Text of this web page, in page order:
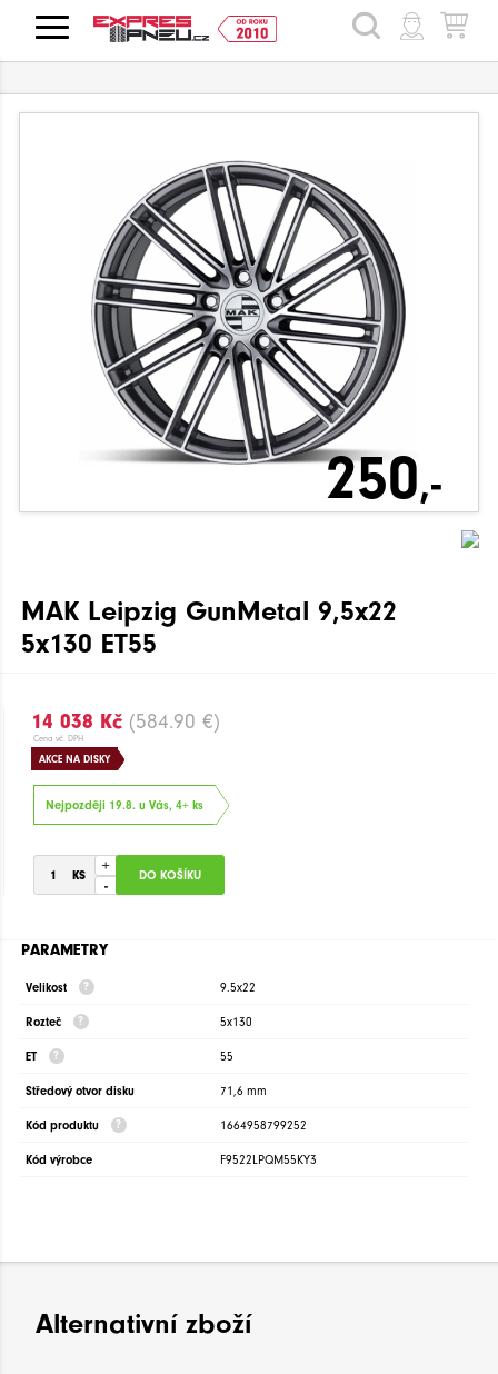
HLEDAT
250,-
MAK Leipzig GunMetal 9,5x22
5x130 ET55
14 038 Kč (584.90 €)
Cena vč. DPH
AKCE NA DISKY
Nejpozději 19.8. u Vás, 4+ ks
+
-
PARAMETRY
Velikost 9.5x22
Rozteč 5x130
ET 55
Středový otvor disku 71,6 mm
Kód produktu 1664958799252
Kód výrobce F9522LPQM55KY3
Alternativní zboží